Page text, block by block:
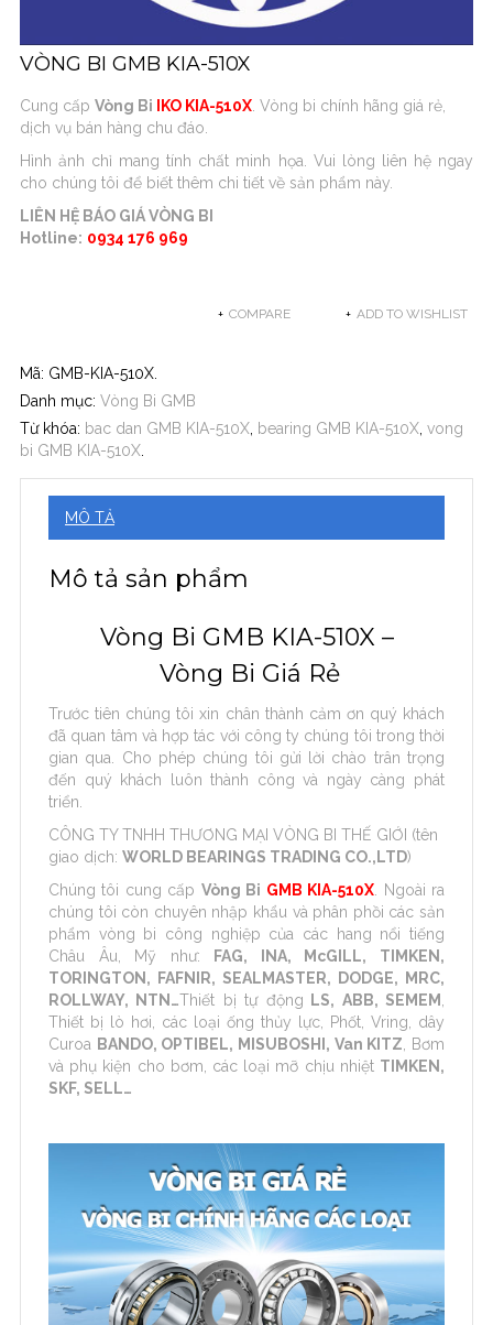
VÒNG BI GMB KIA-510X
Cung cấp Vòng Bi IKO KIA-510X . Vòng bi chính hãng giá rẻ,
dịch vụ bán hàng chu đáo.
Hình ảnh chỉ mang tính chất minh họa. Vui lòng liên hệ ngay
cho chúng tôi để biết thêm chi tiết về sản phẩm này.
LIÊN HỆ BÁO GIÁ VÒNG BI
Hotline: 0934 176 969
ADD TO WISHLIST
COMPARE
Mã: GMB-KIA-510X
Danh mục: Vòng Bi GMB
Từ khóa: bac dan GMB KIA-510X bearing GMB KIA-510X vong
bi GMB KIA-510X
MÔ TẢ
Mô tả sản phẩm
Vòng Bi GMB KIA-510X –
Vòng Bi Giá Rẻ
Trước tiên chúng tôi xin chân thành cảm ơn quý khách
đã quan tâm và hợp tác với công ty chúng tôi trong thời
gian qua. Cho phép chúng tôi gửi lời chào trân trọng
đến quý khách luôn thành công và ngày càng phát
triển.
CÔNG TY TNHH THƯƠNG MẠI VÒNG BI THẾ GIỚI (tên
giao dịch: WORLD BEARINGS TRADING CO.,LTD)
Chúng tôi cung cấp Vòng Bi GMB KIA-510X . Ngoài ra
chúng tôi còn chuyên nhập khẩu và phân phồi các sản
phẩm vòng bi công nghiệp của các hang nổi tiếng
Châu Âu, Mỹ như:
FAG, INA, McGILL, TIMKEN,
TORINGTON, FAFNIR, SEALMASTER, DODGE, MRC,
ROLLWAY, NTN…Thiết bị tự động LS, ABB, SEMEM
Thiết bị lò hơi, các loại ống thủy lực, Phốt, Vring, dây
Curoa BANDO, OPTIBEL, MISUBOSHI, Van KITZ , Bơm
và phụ kiện cho bơm, các loại mỡ chịu nhiệt TIMKEN,
SKF, SELL…